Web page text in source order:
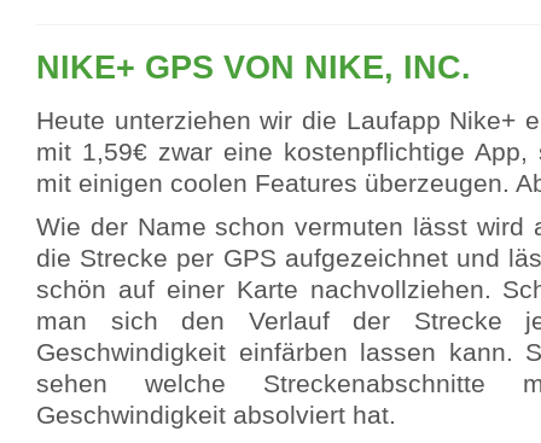
NIKE+ GPS VON NIKE, INC.
Heute unterziehen wir die Laufapp Nike+
mit 1,59€ zwar eine kostenpflichtige
mit einigen coolen Features überzeugen.
Wie der Name schon vermuten lässt wird
die Strecke per GPS aufgezeichnet und
schön auf einer Karte nachvollziehen.
man sich den Verlauf der Strecke
Geschwindigkeit einfärben lassen kann.
sehen welche Streckenabschnitte
Geschwindigkeit absolviert hat.